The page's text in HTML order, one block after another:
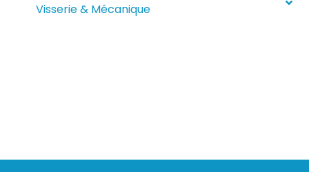
Visserie & Mécanique